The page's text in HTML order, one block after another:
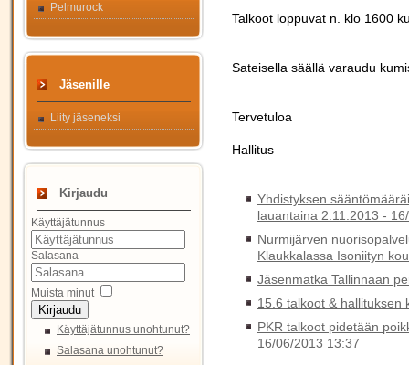
Pelmurock
Jäsenille
Liity jäseneksi
Kirjaudu
Käyttäjätunnus
Salasana
Muista minut
Kirjaudu
Käyttäjätunnus unohtunut?
Salasana unohtunut?
Talkoot loppuvat n. klo 1600
Sateisella säällä varaudu
Tervetuloa
Hallitus
Yhdistyksen
lauantaina 2.11.2013 -
Nurmijärven
Klaukkalassa Isoniityn
Jäsenmatka Tallinnaan
15.6 talkoot & hallituksen
PKR talkoot pidetään
16/06/2013 13:37